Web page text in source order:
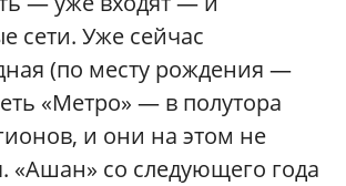
сети. Уже сейчас
(по месту рождения —
«Метро» — в полутора
и они на этом не
«Ашан» со следующего года